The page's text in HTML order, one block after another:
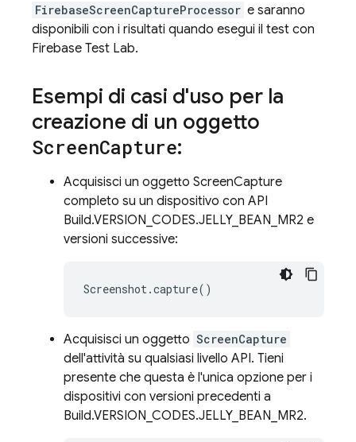
FirebaseScreenCaptureProcessor e saranno
disponibili con i risultati quando esegui il test con
Firebase Test Lab.
Esempi di casi d'uso per la
creazione di un oggetto
ScreenCapture:
Acquisisci un oggetto ScreenCapture
completo su un dispositivo con API
Build.VERSION_CODES.JELLY_BEAN_MR2 e
versioni successive:
Acquisisci un oggetto ScreenCapture
dell'attività su qualsiasi livello API. Tieni
presente che questa è l'unica opzione per i
dispositivi con versioni precedenti a
Build.VERSION_CODES.JELLY_BEAN_MR2.